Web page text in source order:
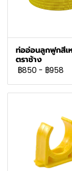
ท่ออ่อนลูกฟูกสีเ
ตราช้าง
฿850 - ฿958